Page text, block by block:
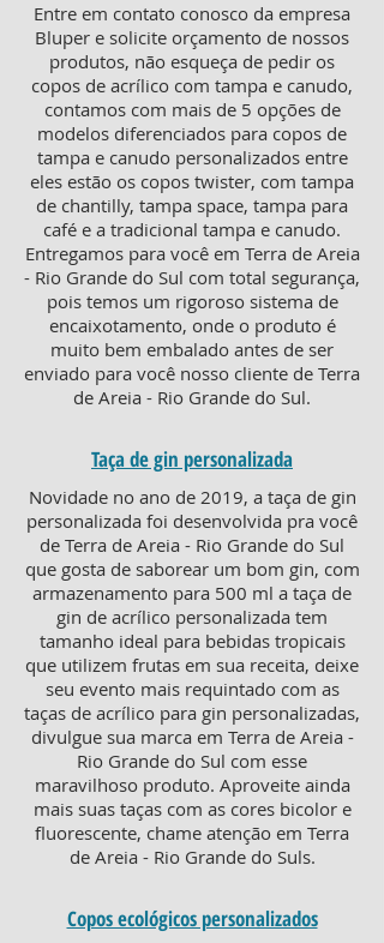
Entre em contato conosco da empresa
Bluper e solicite orçamento de nossos
produtos, não esqueça de pedir os
copos de acrílico com tampa e canudo,
contamos com mais de 5 opções de
modelos diferenciados para copos de
tampa e canudo personalizados entre
eles estão os copos twister, com tampa
de chantilly, tampa space, tampa para
café e a tradicional tampa e canudo.
Entregamos para você em Terra de Areia
- Rio Grande do Sul com total segurança,
pois temos um rigoroso sistema de
encaixotamento, onde o produto é
muito bem embalado antes de ser
enviado para você nosso cliente de Terra
de Areia - Rio Grande do Sul.
Taça de gin personalizada
Novidade no ano de 2019, a taça de gin
personalizada foi desenvolvida pra você
de Terra de Areia - Rio Grande do Sul
que gosta de saborear um bom gin, com
armazenamento para 500 ml a taça de
gin de acrílico personalizada tem
tamanho ideal para bebidas tropicais
que utilizem frutas em sua receita, deixe
seu evento mais requintado com as
taças de acrílico para gin personalizadas,
divulgue sua marca em Terra de Areia -
Rio Grande do Sul com esse
maravilhoso produto. Aproveite ainda
mais suas taças com as cores bicolor e
fluorescente, chame atenção em Terra
de Areia - Rio Grande do Suls.
Copos ecológicos personalizados